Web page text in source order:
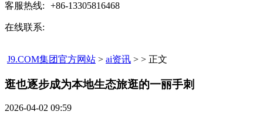
客服热线: +86-13305816468
在线联系:
J9.COM集团官方网站 > ai资讯 > > 正文
逛也逐步成为本地生态旅逛的一丽手刺​
2026-04-02 09:59